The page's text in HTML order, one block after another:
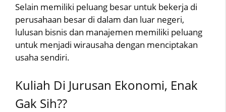
Selain memiliki peluang besar untuk bekerja di
perusahaan besar di dalam dan luar negeri,
lulusan bisnis dan manajemen memiliki peluang
untuk menjadi wirausaha dengan menciptakan
usaha sendiri.
Kuliah Di Jurusan Ekonomi, Enak
Gak Sih??